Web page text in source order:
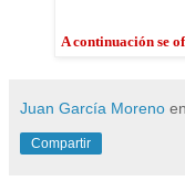
A continuación se
Juan García Moreno en
Compartir